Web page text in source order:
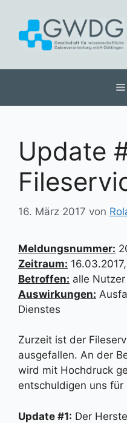
springen
Update
16. März 2017 von
Meldungsnummer:
Zeitraum:
Betroffen: alle
Auswirkungen:
Dienstes
Zurzeit ist der
ausgefallen. An der
wird mit Hochdruck
entschuldigen uns
Update #1: Der